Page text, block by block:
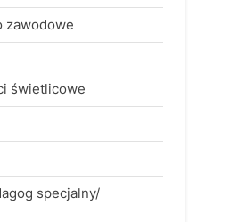
zawodowe
świetlicowe
specjalny/